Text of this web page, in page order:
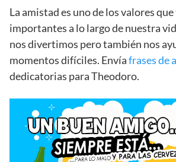
La amistad es uno de los valores
importantes a lo largo de nuestra
nos divertimos pero también nos
momentos difíciles. Envíafrases de
dedicatorias para Theodoro.